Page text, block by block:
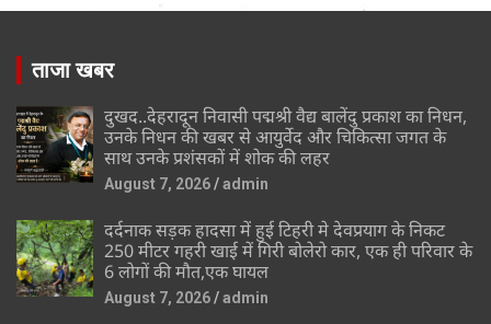
ताजा खबर
दुखद..देहरादून निवासी पद्मश्री वैद्य बालेंदु प्रकाश का निधन,
उनके निधन की खबर से आयुर्वेद और चिकित्सा जगत के
साथ उनके प्रशंसकों में शोक की लहर
August 7, 2026 admin
दर्दनाक सड़क हादसा में हुई टिहरी मे देवप्रयाग के निकट
250 मीटर गहरी खाई में गिरी बोलेरो कार, एक ही परिवार के
6 लोगों की मौत,एक घायल
August 7, 2026 admin